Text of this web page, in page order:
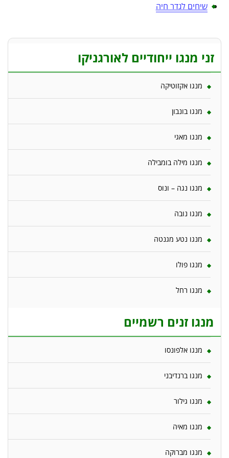
שיחים לגדר חיה
זני מנגו ייחודיים לאורגניקו
מנגו אקזוטיקה
מנגו בונבון
מנגו מאגי
מנגו מילה בומבילה
מנגו נגה – ונוס
מנגו נובה
מנגו נטע מגנטה
מנגו פולו
מנגו רחל
מנגו זנים רשמיים
מנגו אלפונסו
מנגו ברנדיבני
מנגו גילור
מנגו מאיה
מנגו מברוקה